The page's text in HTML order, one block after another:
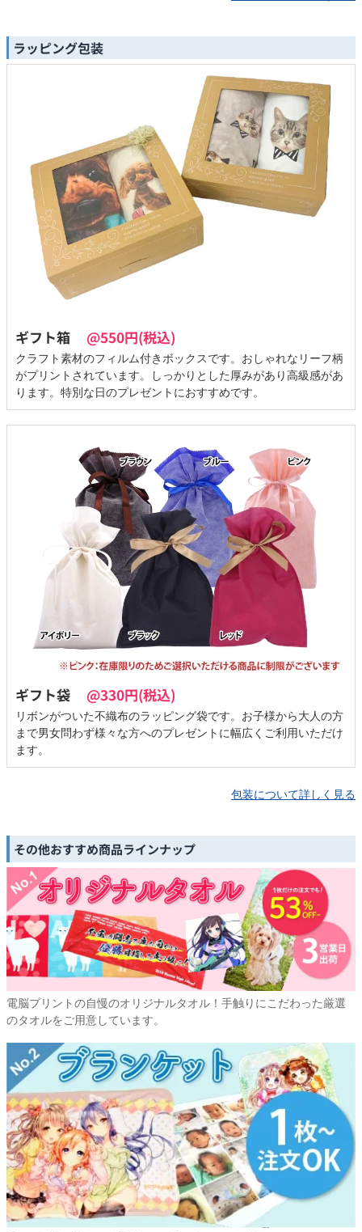
ラッピング包装
ギフト箱 @550円(税込)
クラフト素材のフィルム付きボックスです。おしゃれなリーフ柄
がプリントされています。しっかりとした厚みがあり高級感があ
ります。特別な日のプレゼントにおすすめです。
ギフト袋 @330円(税込)
リボンがついた不織布のラッピング袋です。お子様から大人の方
まで男女問わず様々な方へのプレゼントに幅広くご利用いただけ
ます。
包装について詳しく見る
その他おすすめ商品ラインナップ
電脳プリントの自慢のオリジナルタオル！手触りにこだわった厳選
のタオルをご用意しています。